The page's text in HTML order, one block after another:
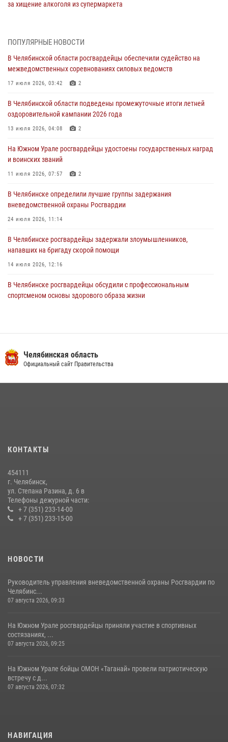
за хищение алкоголя из супермаркета
На Южном Урале спецназ Росгвардии провел военно-полевые
Росгвардейцы задержали трёх магазинных воров в Челябинске
На Южном Урале сотрудники Росгвардии задержали
подозреваемого в совершении убийства
В Челябинской области росгвардейцами по горячим следам
задержан подозреваемый в грабеже
ПОПУЛЯРНЫЕ НОВОСТИ
В Челябинской области росгвардейцы обеспечили судейство на
межведомственных соревнованиях силовых ведомств
17 июля 2026, 03:42 2
В Челябинской области подведены промежуточные итоги летней
оздоровительной кампании 2026 года
13 июля 2026, 04:08 2
На Южном Урале росгвардейцы удостоены государственных наград
и воинских званий
11 июля 2026, 07:57 2
В Челябинске определили лучшие группы задержания
вневедомственной охраны Росгвардии
24 июля 2026, 11:14
В Челябинске росгвардейцы задержали злоумышленников,
напавших на бригаду скорой помощи
14 июля 2026, 12:16
В Челябинске росгвардейцы обсудили с профессиональным
спортсменом основы здорового образа жизни
23 июля 2026, 09:28 2
14 июля 2026, 05:15
Челябинская область
Официальный сайт Правительства
КОНТАКТЫ
454111
г. Челябинск,
ул. Степана Разина, д. 6 в
Телефоны дежурной части:
+ 7 (351) 233-14-00
+ 7 (351) 233-15-00
НОВОСТИ
Руководитель управления вневедомственной охраны Росгвардии по
Челябинс...
07 августа 2026, 09:33
На Южном Урале росгвардейцы приняли участие в спортивных
состязаниях, ...
07 августа 2026, 09:25
На Южном Урале бойцы ОМОН «Таганай» провели патриотическую
встречу с д...
07 августа 2026, 07:32
НАВИГАЦИЯ